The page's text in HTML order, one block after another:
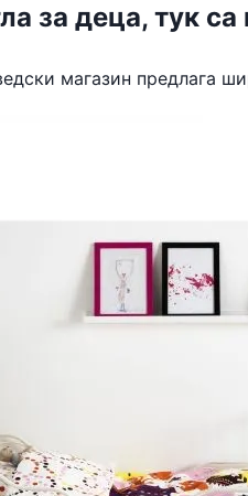
за деца, тук
магазин предлага